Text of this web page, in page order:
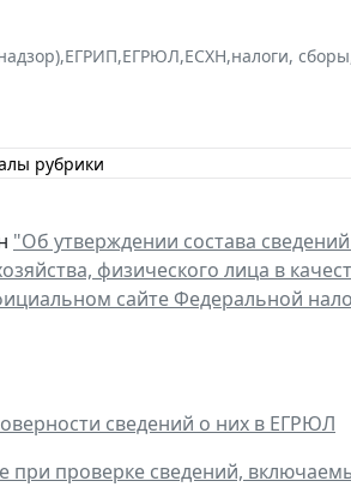
,ЕГРИП,ЕГРЮЛ,ЕСХН,налоги,
рубрики
"Об утверждении состава
физического лица в
сайте Федеральной
сведений о них в ЕГРЮЛ
при проверке сведений,